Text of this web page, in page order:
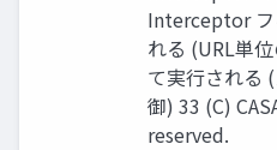
Interceptor フ
れる (URL単
て実⾏される
御) 33 (C)
reserved.